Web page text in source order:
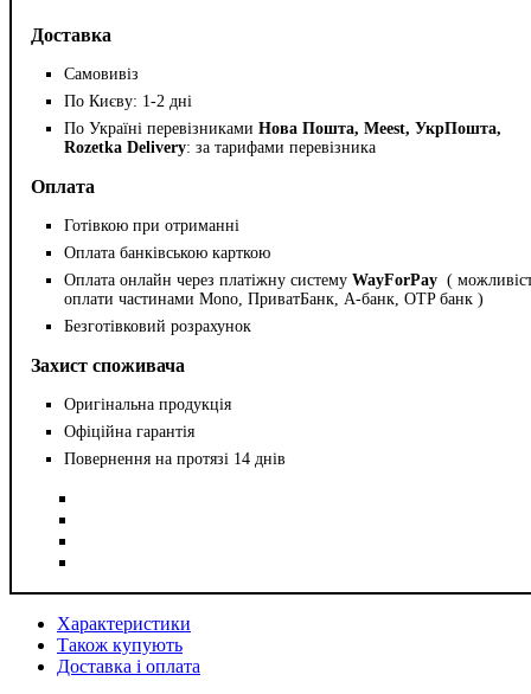
Доставка
Самовивіз
По Києву: 1-2 дні
По Україні перевізниками Нова Пошта, Meest, УкрПошта,
Rozetka Delivery: за тарифами перевізника
Оплата
Готівкою при отриманні
Оплата банківською карткою
Оплата онлайн через платіжну систему WayForPay (
оплати частинами Mono, ПриватБанк, А-банк, OTP банк )
Безготівковий розрахунок
Захист споживача
Оригінальна продукція
Офіційна гарантія
Повернення на протязі 14 днів
Характеристики
Також купують
Доставка і оплата